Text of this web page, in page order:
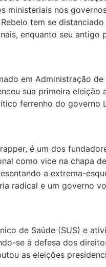
ministeriais nos
tem se
enquanto seu
em Administração
sua primeira
ferrenho do
é um dos
como vice na
a extrema-
radical e um governo
de Saúde (SUS) e
se à defesa dos
as eleições